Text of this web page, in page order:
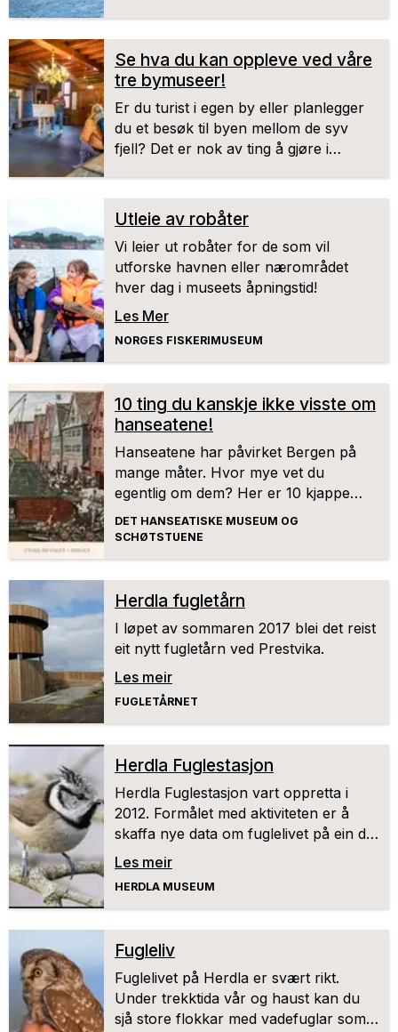
Norges rike kyst-, fiskeri- og
sjøfartshistorie, den sterke
krigshistorien og verdensarven som
restaureres for våre kommende
generasjoner. I tillegg til spennende
utstillinger tilbyr vi også flotte kafé og
alene, med en god venn eller familien.
Se hva du kan oppleve ved våre
tre bymuseer!
Er du turist i egen by eller planlegger
du et besøk til byen mellom de syv
fjell? Det er nok av ting å gjøre i
bugner av museer, og på våre
bymuseer kommer du tett på
historiene - og stedene som betyr noe!
Utleie av robåter
Vi leier ut robåter for de som vil
utforske havnen eller nærområdet
hver dag i museets åpningstid!
Les Mer
NORGES FISKERIMUSEUM
10 ting du kanskje ikke visste om
hanseatene!
Hanseatene har påvirket Bergen på
mange måter. Hvor mye vet du
egentlig om dem? Her er 10 kjappe
fakta!
DET HANSEATISKE MUSEUM OG
SCHØTSTUENE
Herdla fugletårn
I løpet av sommaren 2017 blei det reist
eit nytt fugletårn ved Prestvika.
Les meir
FUGLETÅRNET
Herdla Fuglestasjon
Herdla Fuglestasjon vart oppretta i
2012. Formålet med aktiviteten er å
skaffa nye data om fuglelivet på ein del
av Herdla som tidligare har vore
mindre kjend.
Les meir
HERDLA MUSEUM
Fugleliv
Fuglelivet på Herdla er svært rikt.
Under trekktida vår og haust kan du
sjå store flokkar med vadefuglar som